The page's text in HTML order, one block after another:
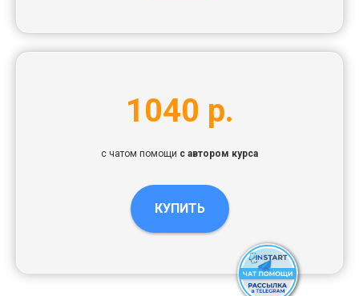
1040 р.
с чатом помощи с автором курса
КУПИТЬ